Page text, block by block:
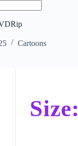
Cartoons
Size: